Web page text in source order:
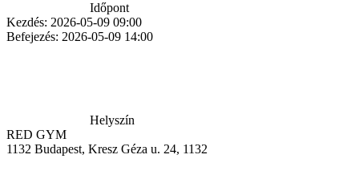
Időpont
Kezdés: 2026-05-09 09:00
Befejezés: 2026-05-09 14:00
Helyszín
RED GYM
1132 Budapest, Kresz Géza u. 24, 1132